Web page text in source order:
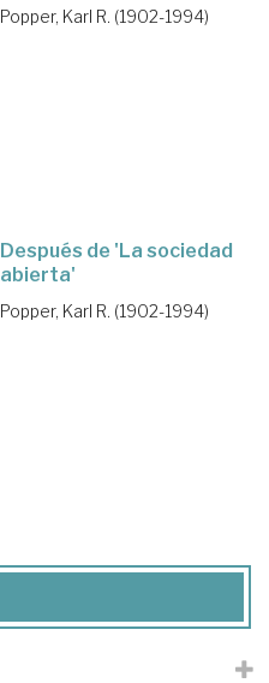
Popper, Karl R. (1902-1994)
Después de 'La sociedad
abierta'
Popper, Karl R. (1902-1994)